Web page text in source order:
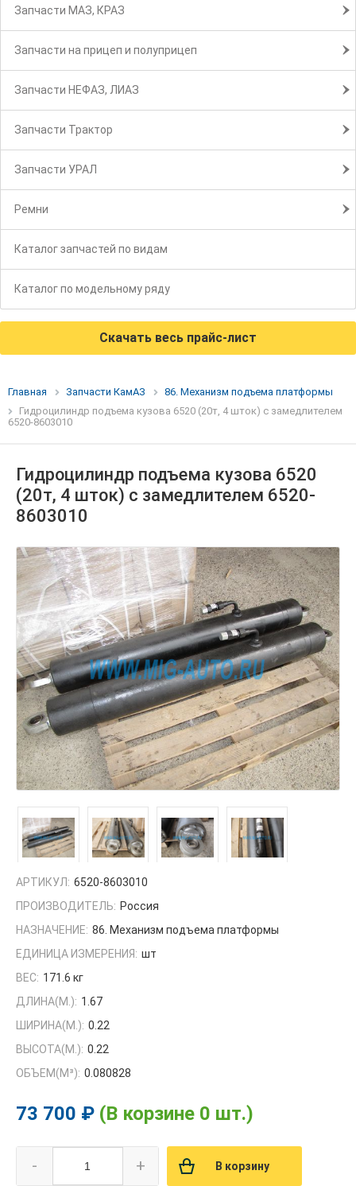
Запчасти МАЗ, КРАЗ
Запчасти на прицеп и полуприцеп
Запчасти НЕФАЗ, ЛИАЗ
Запчасти Трактор
Запчасти УРАЛ
Ремни
Каталог запчастей по видам
Каталог по модельному ряду
Скачать весь прайс-лист
Главная Запчасти КамАЗ
86. Механизм подъема платформы
Гидроцилиндр подъема кузова 6520 (20т, 4 шток) с замедлителем
6520-8603010
Гидроцилиндр подъема кузова 6520
(20т, 4 шток) с замедлителем 6520-
8603010
АРТИКУЛ: 6520-8603010
ПРОИЗВОДИТЕЛЬ: Россия
НАЗНАЧЕНИЕ: 86. Механизм подъема платформы
ЕДИНИЦА ИЗМЕРЕНИЯ: шт
ВЕС: 171.6 кг
ДЛИНА(М.): 1.67
ШИРИНА(М.): 0.22
ВЫСОТА(М.): 0.22
ОБЪЕМ(M³): 0.080828
73 700 ₽ (В корзине 0 шт.)
- + В корзину